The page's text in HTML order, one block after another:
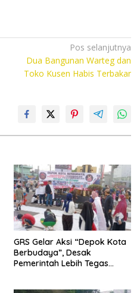
Pos selanjutnya
Dua Bangunan Warteg dan
Toko Kusen Habis Terbakar
GRS Gelar Aksi “Depok Kota
Berbudaya”, Desak
Pemerintah Lebih Tegas